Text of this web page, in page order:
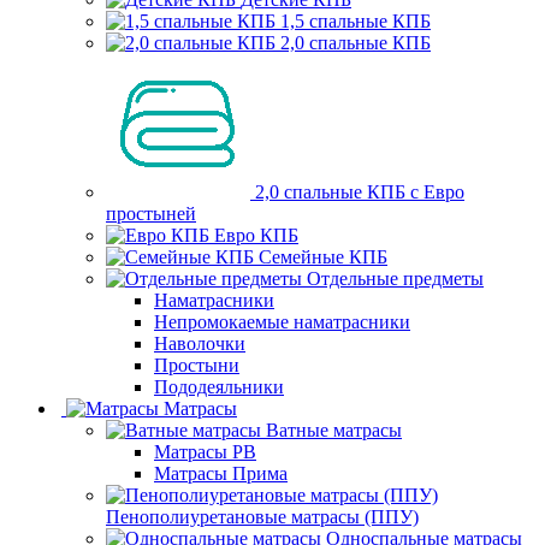
1,5 спальные КПБ
2,0 спальные КПБ
2,0 спальные КПБ с Евро
простыней
Евро КПБ
Семейные КПБ
Отдельные предметы
Наматрасники
Непромокаемые наматрасники
Наволочки
Простыни
Пододеяльники
Матрасы
Ватные матрасы
Матрасы РВ
Матрасы Прима
Пенополиуретановые матрасы (ППУ)
Односпальные матрасы